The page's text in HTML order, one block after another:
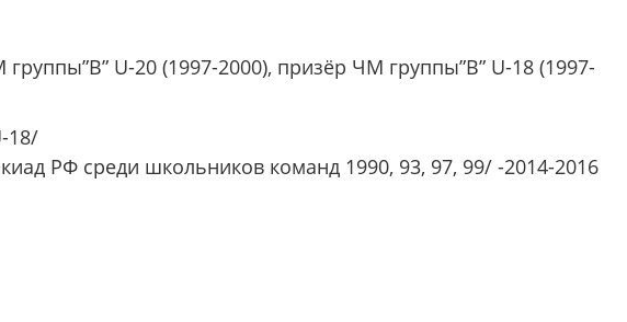
U-20 (1997-2000), призёр ЧМ группы”B” U-18 (1997-
18/
РФ среди школьников команд 1990, 93, 97, 99/ -2014-2016